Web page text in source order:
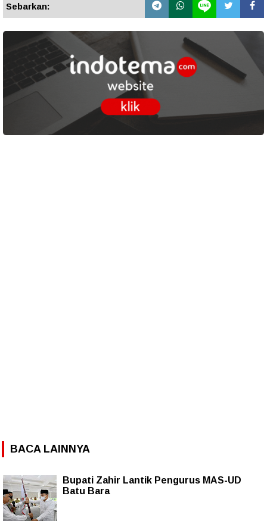
Sebarkan:
BACA LAINNYA
Bupati Zahir Lantik Pengurus MAS-UD
Batu Bara